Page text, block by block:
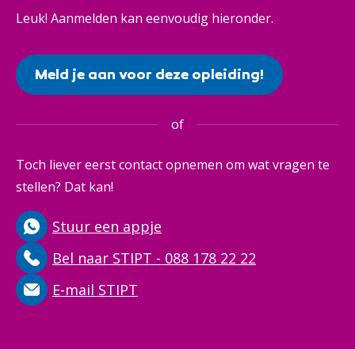
Leuk! Aanmelden kan eenvoudig hieronder.
Meld je aan voor deze opleiding!
of
Toch liever eerst contact opnemen om wat vragen te
stellen? Dat kan!
Stuur een appje
Bel naar STIPT - 088 178 22 22
E-mail STIPT